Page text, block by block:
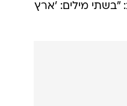
"בשתי מילים: 'ארץ